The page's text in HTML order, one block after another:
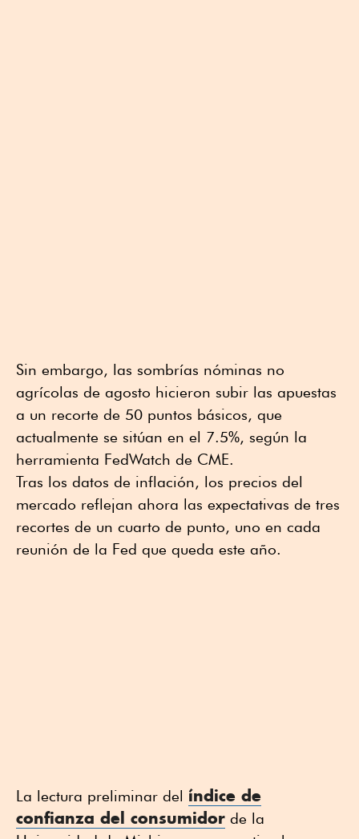
Sin embargo, las sombrías nóminas no
agrícolas de agosto hicieron subir las apuestas
a un recorte de 50 puntos básicos, que
actualmente se sitúan en el 7.5%, según la
herramienta FedWatch de CME.
Tras los datos de inflación, los precios del
mercado reflejan ahora las expectativas de tres
recortes de un cuarto de punto, uno en cada
reunión de la Fed que queda este año.
La lectura preliminar del índice de
confianza del consumidor de la